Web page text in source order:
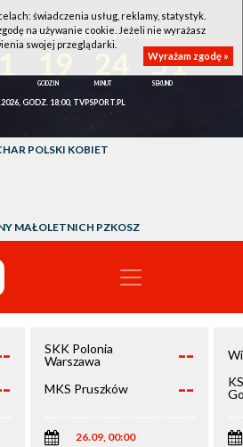
WROCŁAW - LOTTO AZS UMCS LUBLIN
51
GODZ. 18:00, TVPSPORT.PL
POLSKI KOBIET
MAŁOLETNICH PZKOSZ
SKK Polonia
Warszawa
--
MKS Pruszków --
26.09, 00:00
świadczenia usług, reklamy, statystyk.
na używanie cookie. Jeżeli nie wyrażasz
swojej przeglądarki.
Wyrażam zgodę »